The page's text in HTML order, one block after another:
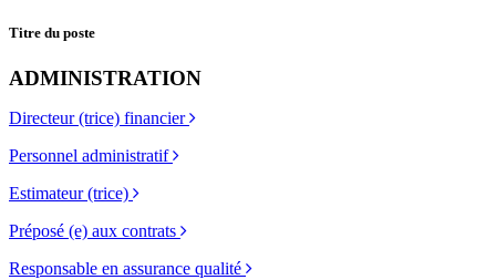
Titre du poste
ADMINISTRATION
Directeur (trice) financier
Personnel administratif
Estimateur (trice)
Préposé (e) aux contrats
Responsable en assurance qualité